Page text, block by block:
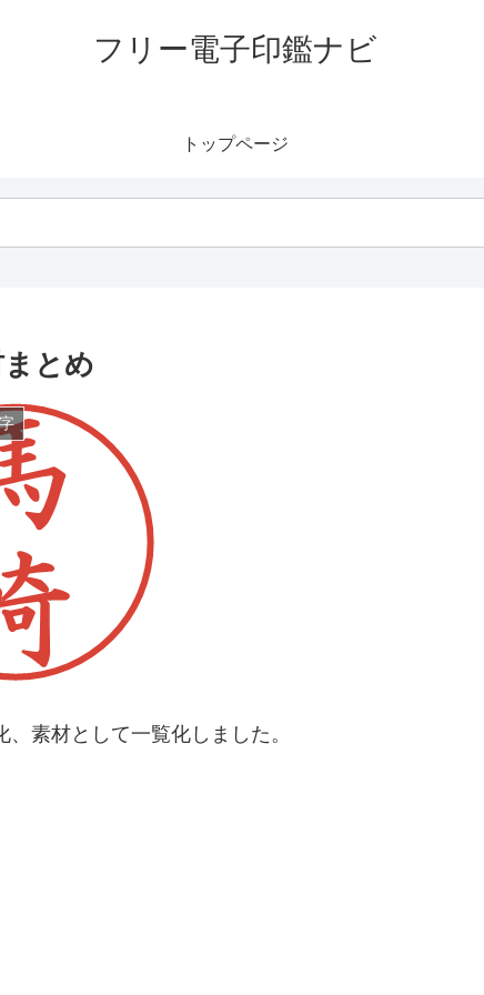
フリー電子印鑑ナビ
トップページ
とめ
素材として一覧化しました。